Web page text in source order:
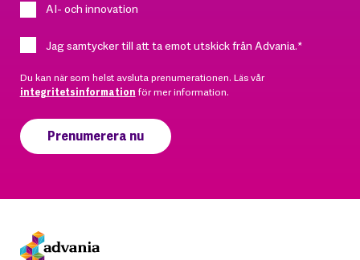
AI- och innovation
Jag samtycker till att ta emot utskick från Advania.*
Du kan när som helst avsluta prenumerationen. Läs vår
integritetsinformation för mer information.